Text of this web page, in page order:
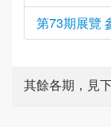
第73期展覽
其餘各期，見